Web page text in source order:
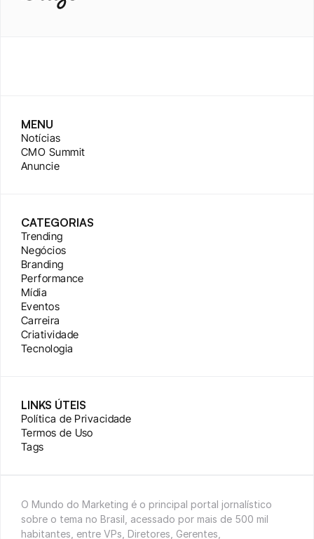
MENU
Notícias
CMO Summit
Anuncie
CATEGORIAS
Trending
Negócios
Branding
Performance
Mídia
Eventos
Carreira
Criatividade
Tecnologia
LINKS ÚTEIS
Política de Privacidade
Termos de Uso
Tags
O Mundo do Marketing é o principal portal jornalístico
sobre o tema no Brasil, acessado por mais de 500 mil
habitantes, entre VPs, Diretores, Gerentes,